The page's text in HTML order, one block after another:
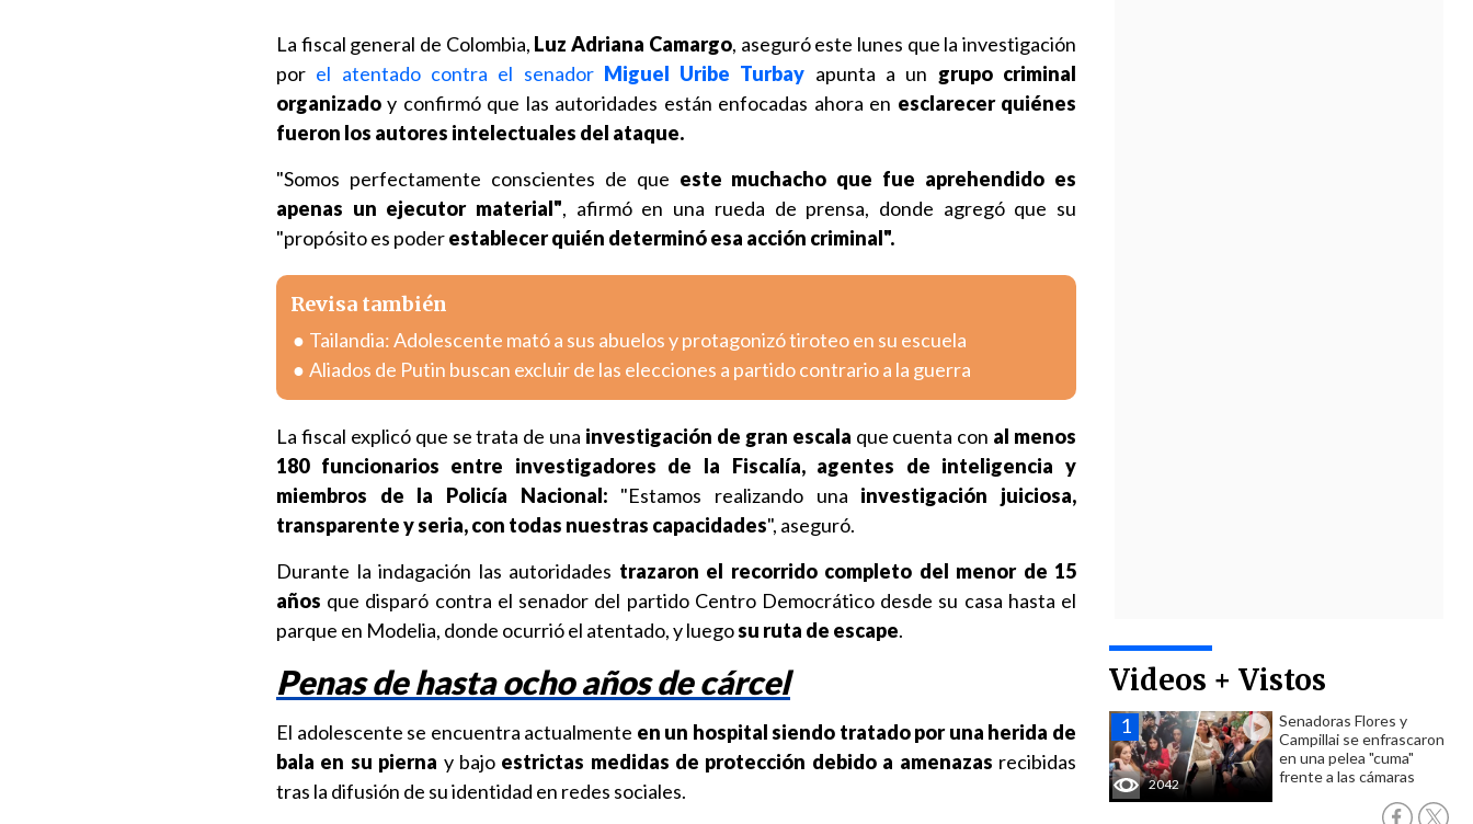
Videos + Vistos
2042
Senadoras Flores y
Campillai se enfrascaron
en una pelea "cuma"
frente a las cámaras
La fiscal general de Colombia, Luz Adriana Camargo, aseguró este lunes que la investigación
por el atentado contra el senador Miguel Uribe Turbay apunta a un grupo criminal
organizado y confirmó que las autoridades están enfocadas ahora en esclarecer quiénes
fueron los autores intelectuales del ataque.
"Somos perfectamente conscientes de que este muchacho que fue aprehendido es
apenas un ejecutor material", afirmó en una rueda de prensa, donde agregó que su
"propósito es poderestablecer quién determinó esa acción criminal".
Revisa también
Tailandia: Adolescente mató a sus abuelos y protagonizó tiroteo en su escuela
Aliados de Putin buscan excluir de las elecciones a partido contrario a la guerra
La fiscal explicó que se trata de una investigación de gran escala que cuenta con al menos
180 funcionarios entre investigadores de la Fiscalía, agentes de inteligencia y
miembros de la Policía Nacional: "Estamos realizando una investigación juiciosa,
transparente y seria, con todas nuestras capacidades", aseguró.
Durante la indagación las autoridades trazaron el recorrido completo del menor de 15
años que disparó contra el senador del partido Centro Democrático desde su casa hasta el
parque en Modelia, donde ocurrió el atentado, y luegosu ruta de escape.
Penas de hasta ocho años de cárcel
El adolescente se encuentra actualmente en un hospital siendo tratado por una herida de
bala en su pierna y bajo estrictas medidas de protección debido a amenazas recibidas
tras la difusión de su identidad en redes sociales.